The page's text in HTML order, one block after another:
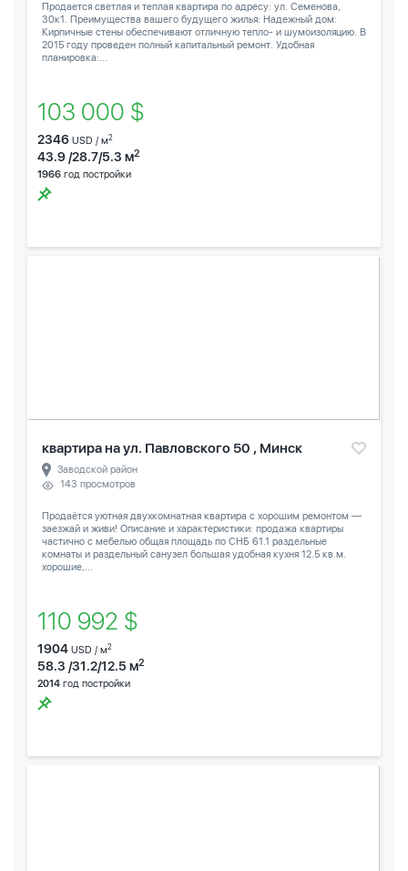
Продается светлая и теплая квартира по адресу: ул. Семенова,
30к1. Преимущества вашего будущего жилья: Надежный дом:
Кирпичные стены обеспечивают отличную тепло- и шумоизоляцию. В
2015 году проведен полный капитальный ремонт. Удобная
планировка:...
103 000 $
2346 USD / м2
43.9 /28.7/5.3 м2
1966 год постройки
квартира на ул. Павловского 50 , Минск
Заводской район
143 просмотров
Продаётся уютная двухкомнатная квартира с хорошим ремонтом —
заезжай и живи! Описание и характеристики: продажа квартиры
частично с мебелью общая площадь по СНБ 61.1 раздельные
комнаты и раздельный санузел большая удобная кухня 12.5 кв.м.
хорошие,...
110 992 $
1904 USD / м2
58.3 /31.2/12.5 м2
2014 год постройки